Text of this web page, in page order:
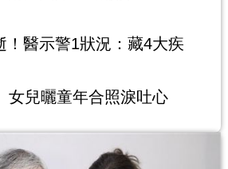
！醫示警1狀況：藏4大疾
兒曬童年合照淚吐心